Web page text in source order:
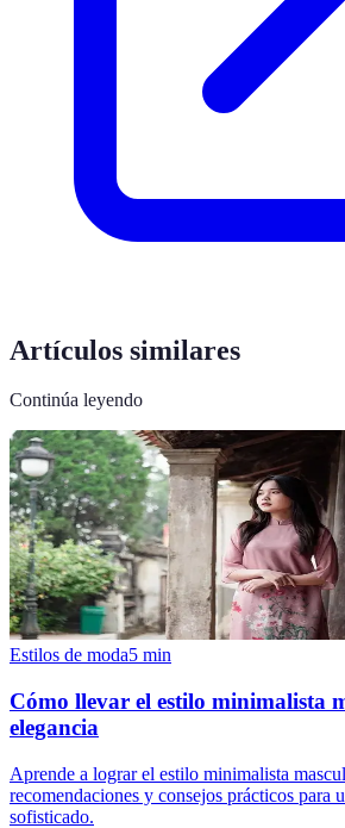
Artículos similares
Continúa leyendo
Estilos de moda5 min
Cómo llevar el estilo minimalista
elegancia
Aprende a lograr el estilo minimalista
recomendaciones y consejos prácticos para
sofisticado.